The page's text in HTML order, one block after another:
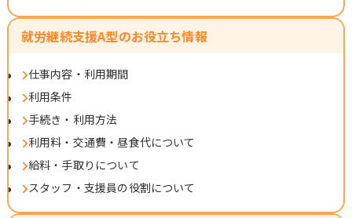
就労継続支援A型のお役立ち情報
仕事内容・利用期間
利用条件
手続き・利用方法
利用料・交通費・昼食代について
給料・手取りについて
スタッフ・支援員の役割について